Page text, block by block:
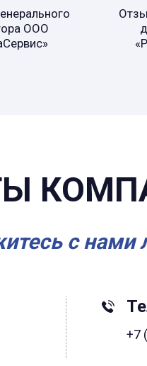
ООО
с
+7